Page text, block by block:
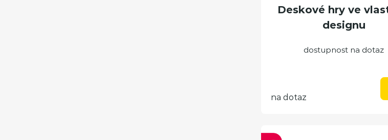
Deskové hry ve
designu
dostupnost na dotaz
na dotaz